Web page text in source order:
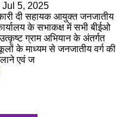
Jul 5, 2025
दी सहायक आयुक्त जनजातीय
के सभाकक्ष में सभी बीईओ
ग्राम अभियान के अंतर्गत
के माध्यम से जनजातीय वर्ग की
एवं ज